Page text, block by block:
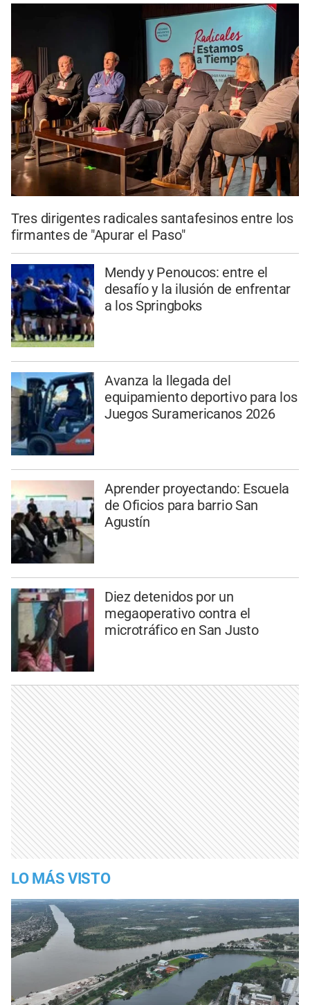
Tres dirigentes radicales santafesinos entre los
firmantes de "Apurar el Paso"
Mendy y Penoucos: entre el
desafío y la ilusión de enfrentar
a los Springboks
Avanza la llegada del
equipamiento deportivo para los
Juegos Suramericanos 2026
Aprender proyectando: Escuela
de Oficios para barrio San
Agustín
Diez detenidos por un
megaoperativo contra el
microtráfico en San Justo
LO MÁS VISTO